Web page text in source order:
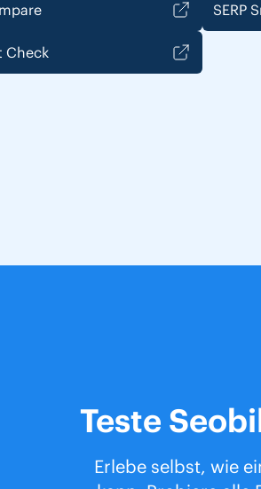
Check
SERP
Teste
Erlebe selbst, wie